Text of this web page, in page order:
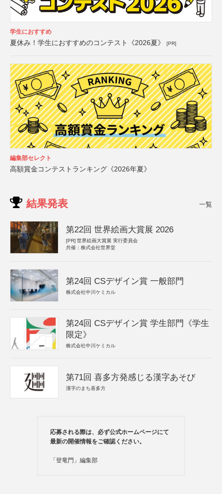
学生におすすめ
夏休み！学生におすすめのコンテスト《2026夏》 [PR]
編集部セレクト
高額賞金コンテストランキング《2026年夏》
結果発表 一覧
第22回 世界絵画大賞展 2026
[PR] 世界絵画大賞展 実行委員会
共催：株式会社世界堂
第24回 CSデザイン賞 一般部門
株式会社中川ケミカル
第24回 CSデザイン賞 学生部門《学生
限定》
株式会社中川ケミカル
第71回 喜多方発感じる漢字あそび
漢字のまち喜多方
応募される際は、必ず公式ホームページにて
最新の開催情報をご確認ください。
「登竜門」編集部